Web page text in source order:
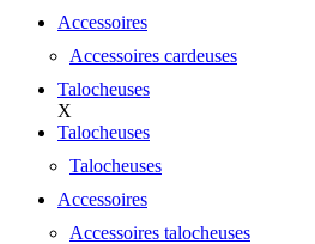
Accessoires
Accessoires cardeuses
Talocheuses
X
Talocheuses
Talocheuses
Accessoires
Accessoires talocheuses